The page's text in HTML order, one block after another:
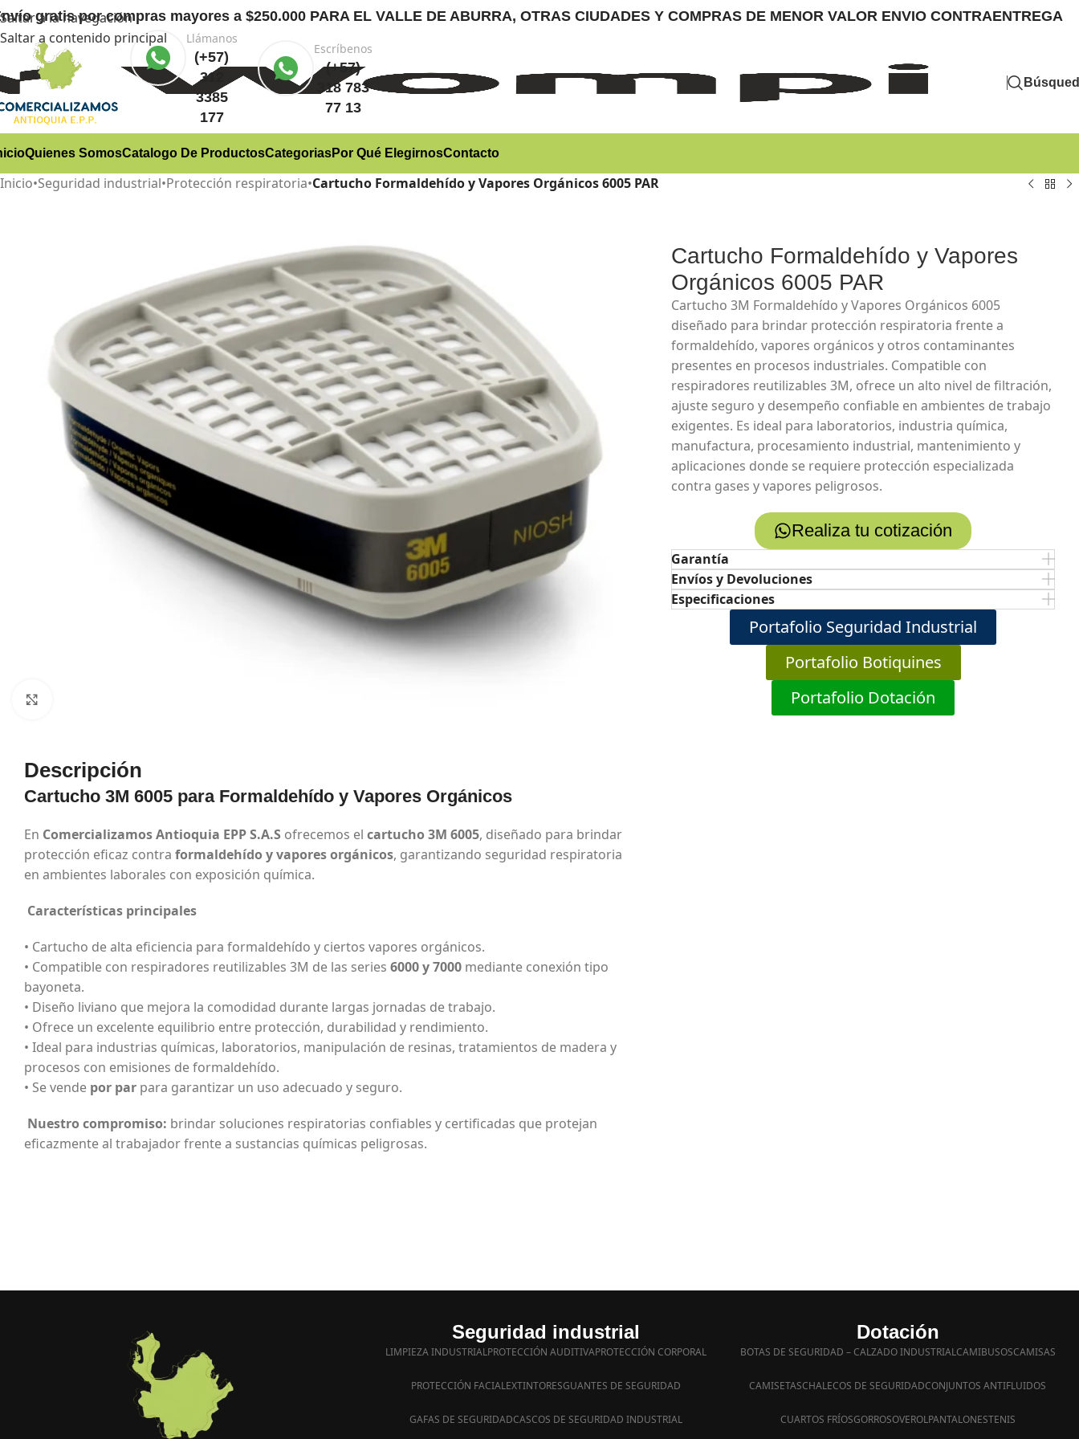
Saltar a la navegación
Saltar a contenido principal
gratispor compras mayores a $250.000 PARA EL VALLE DE ABURRA, OTRAS CIUDADES Y COMPRAS DE MENOR VALOR ENVIO CONTRAENTREGA
Llámanos
(+57)
312
3385
177
Escríbenos
(+57)
318 783
77 13
Quienes SomosCatalogo De ProductosCategoriasPor Qué ElegirnosContacto
Inicio•Seguridad industrial•Protección respiratoria•Cartucho Formaldehído y Vapores Orgánicos 6005 PAR
Descripción
Cartucho 3M 6005 para Formaldehído y Vapores Orgánicos
En Comercializamos Antioquia EPP S.A.S ofrecemos el cartucho 3M 6005, diseñado para brindar
protección eficaz contra formaldehído y vapores orgánicos, garantizando seguridad respiratoria
en ambientes laborales con exposición química.
Características principales
• Cartucho de alta eficiencia para formaldehído y ciertos vapores orgánicos.
• Compatible con respiradores reutilizables 3M de las series 6000 y 7000 mediante conexión tipo
bayoneta.
• Diseño liviano que mejora la comodidad durante largas jornadas de trabajo.
• Ofrece un excelente equilibrio entre protección, durabilidad y rendimiento.
• Ideal para industrias químicas, laboratorios, manipulación de resinas, tratamientos de madera y
procesos con emisiones de formaldehído.
• Se vende por par para garantizar un uso adecuado y seguro.
Nuestro compromiso: brindar soluciones respiratorias confiables y certificadas que protejan
eficazmente al trabajador frente a sustancias químicas peligrosas.
Cartucho Formaldehído y Vapores
Orgánicos 6005 PAR
Cartucho 3M Formaldehído y Vapores Orgánicos 6005
diseñado para brindar protección respiratoria frente a
formaldehído, vapores orgánicos y otros contaminantes
presentes en procesos industriales. Compatible con
respiradores reutilizables 3M, ofrece un alto nivel de filtración,
ajuste seguro y desempeño confiable en ambientes de trabajo
exigentes. Es ideal para laboratorios, industria química,
manufactura, procesamiento industrial, mantenimiento y
aplicaciones donde se requiere protección especializada
contra gases y vapores peligrosos.
Realiza tu cotización
Garantía
Envíos y Devoluciones
Especificaciones
Portafolio Seguridad Industrial
Portafolio Botiquines
Portafolio Dotación
Seguridad industrial
LIMPIEZA INDUSTRIALPROTECCIÓN AUDITIVAPROTECCIÓN CORPORAL
PROTECCIÓN FACIALEXTINTORESGUANTES DE SEGURIDAD
GAFAS DE SEGURIDADCASCOS DE SEGURIDAD INDUSTRIAL
Dotación
BOTAS DE SEGURIDAD – CALZADO INDUSTRIALCAMIBUSOSCAMISAS
CAMISETASCHALECOS DE SEGURIDADCONJUNTOS ANTIFLUIDOS
CUARTOS FRÍOSGORROSOVEROLPANTALONESTENIS